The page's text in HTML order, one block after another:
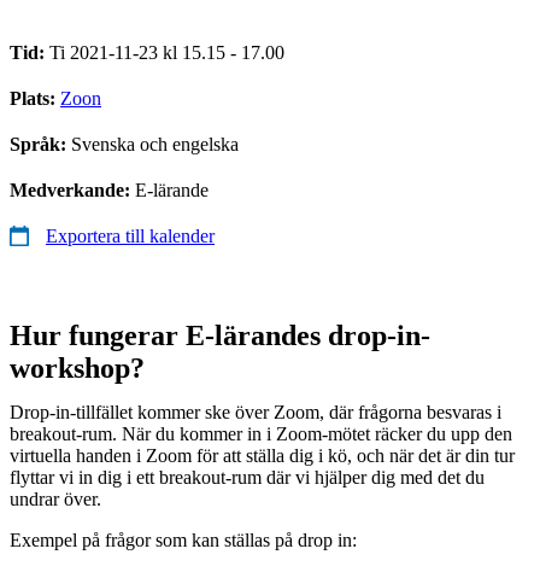
Tid: Ti 2021-11-23 kl 15.15 - 17.00
Plats: Zoon
Språk: Svenska och engelska
Medverkande: E-lärande
Exportera till kalender
Hur fungerar E-lärandes drop-in-
workshop?
Drop-in-tillfället kommer ske över Zoom, där frågorna besvaras i
breakout-rum. När du kommer in i Zoom-mötet räcker du upp den
virtuella handen i Zoom för att ställa dig i kö, och när det är din tur
flyttar vi in dig i ett breakout-rum där vi hjälper dig med det du
undrar över.
Exempel på frågor som kan ställas på drop in: